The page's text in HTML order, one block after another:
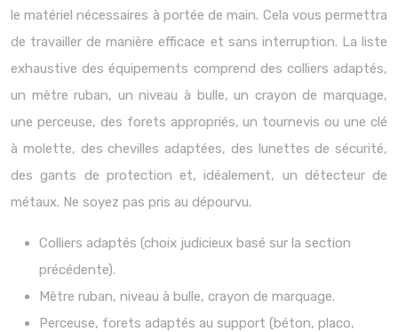
le matériel nécessaires à portée de main. Cela vous permettra
de travailler de manière efficace et sans interruption. La liste
exhaustive des équipements comprend des colliers adaptés,
un mètre ruban, un niveau à bulle, un crayon de marquage,
une perceuse, des forets appropriés, un tournevis ou une clé
à molette, des chevilles adaptées, des lunettes de sécurité,
des gants de protection et, idéalement, un détecteur de
métaux. Ne soyez pas pris au dépourvu.
Colliers adaptés (choix judicieux basé sur la section
précédente).
Mètre ruban, niveau à bulle, crayon de marquage.
Perceuse, forets adaptés au support (béton, placo,